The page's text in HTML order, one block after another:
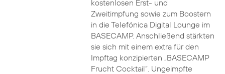
kostenlosen Erst- und
Zweitimpfung sowie zum Boostern
in die Telefónica Digital Lounge im
BASECAMP. Anschließend stärkten
sie sich mit einem extra für den
Impftag konzipierten „BASECAMP
Frucht Cocktail“. Ungeimpfte